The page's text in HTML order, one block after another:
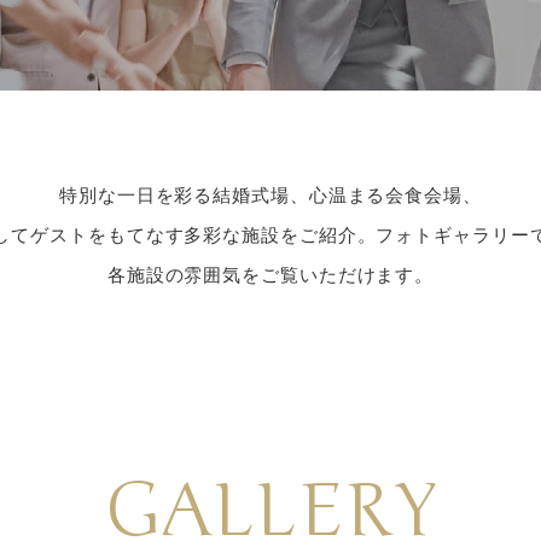
特別な一日を彩る結婚式場、心温まる会食会場、
てゲストをもてなす多彩な施設をご紹介。フォトギャラリー
各施設の雰囲気をご覧いただけます。
GALLERY